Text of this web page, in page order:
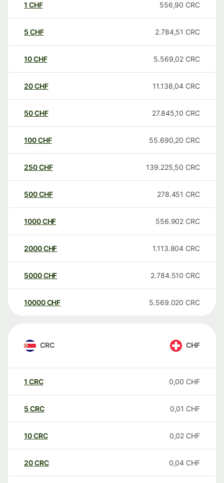
1 CHF 556,90 CRC
5 CHF 2.784,51 CRC
10CHF 5.569,02 CRC
20CHF 11.138,04 CRC
50CHF 27.845,10 CRC
100CHF 55.690,20 CRC
250CHF 139.225,50 CRC
500CHF 278.451 CRC
1000CHF 556.902 CRC
2000CHF 1.113.804 CRC
5000CHF 2.784.510 CRC
10000 CHF 5.569.020 CRC
CRC CHF
1 CRC 0,00 CHF
5 CRC 0,01 CHF
10CRC 0,02 CHF
20CRC 0,04 CHF